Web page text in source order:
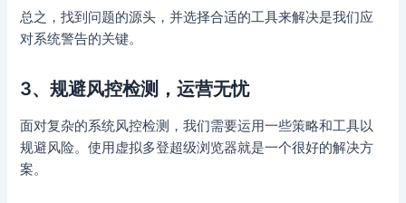
总之，找到问题的源头，并选择合适的工具来解决是我们应
对系统警告的关键。
3、规避风控检测，运营无忧
面对复杂的系统风控检测，我们需要运用一些策略和工具以
规避风险。使用虚拟多登超级浏览器就是一个很好的解决方
案。